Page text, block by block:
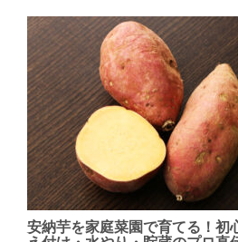
安納芋を家庭菜園で育てる！初